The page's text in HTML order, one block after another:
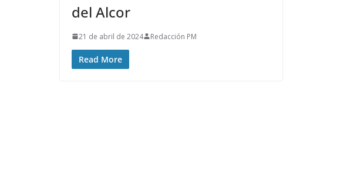
del Alcor
21 de abril de 2024 Redacción PM
Read More